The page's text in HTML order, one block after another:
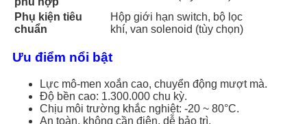
Phụ kiện tiêu
chuẩn
Hộp giới hạn switch, bộ lọc
khí, van solenoid (tùy chọn)
Ưu điểm nổi bật
Lực mô-men xoắn cao, chuyển động mượt mà.
Độ bền cao: 1.300.000 chu kỳ.
Chịu môi trường khắc nghiệt: -20 ~ 80°C.
An toàn, không cần điện, dễ bảo trì.